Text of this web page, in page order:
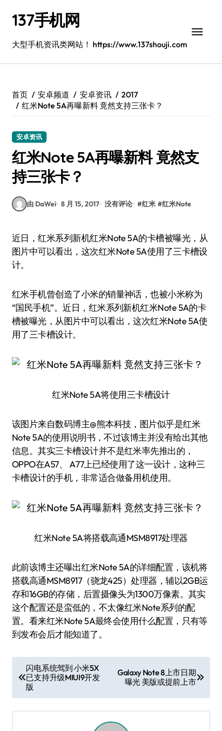
137手机网
大型手机资讯类网站！ https://www.137shouji.com
首页 安卓频道 安卓资讯
2017
红米Note 5A再曝新料 竟然支持三张卡？
安卓资讯
红米Note 5A再曝新料 竟然支
持三张卡？
由 DaWei 8 月 15, 2017 没有评论 #红米 #红米Note
近日，红米系列新机红米Note 5A的卡槽被曝光，从
图片中可以看出，这次红米Note 5A使用了三卡槽设
计。
红米手机曾创造了小米的销量神话，也被小米称为
“国民手机”。近日，红米系列新机红米Note 5A的卡
槽被曝光，从图片中可以看出，这次红米Note 5A使
用了三卡槽设计。
红米Note 5A将使用三卡槽设计
该图片来自数码博主@熊本科技，图片似乎是红米
Note 5A的使用说明书，不过该博主并没有给出其他
信息。其实三卡槽设计并不是红米率先推出的，
OPPO在A57、 A77上已经使用了这一设计，这种三
卡槽设计的手机，非常适合做备用机使用。
红米Note 5A将搭载高通MSM8917处理器
此前该博主还曝出红米Note 5A的详细配置，该机将
搭载高通MSM8917（骁龙425）处理器，辅以2GB运
存和16GB的存储，后置摄像头为1300万像素。其实
这个配置还是蛮低的，不太像红米Note系列的配
置。看来红米Note 5A最终会使用什么配置，只有等
到发布会后才能知道了。
章
导
航
闪电系统驾到 小米5X
已支持升级MIUI9开发
版
Galaxy Note 8上市日期
曝光 美版或提前上市